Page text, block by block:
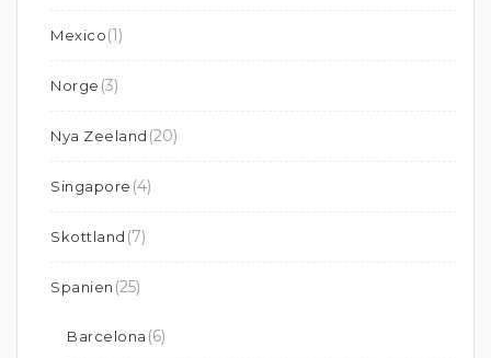
Mexico(1)
Norge (3)
Nya Zeeland (20)
Singapore (4)
Skottland (7)
Spanien (25)
Barcelona (6)